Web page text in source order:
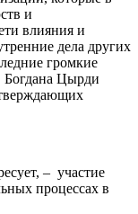
и
влияния и
дела других
громкие
Богдана Цырди
– участие
процессах в